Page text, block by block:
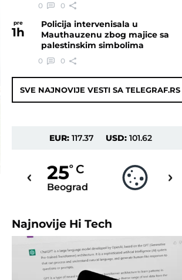
0 0
pre
1h
Policija intervenisala u
Mauthauzenu zbog majice sa
palestinskim simbolima
0 0
SVE NAJNOVIJE VESTI SA TELEGRAF.RS
EUR:117.37 USD: 101.62
25o C
Beograd
Najnovije Hi Tech